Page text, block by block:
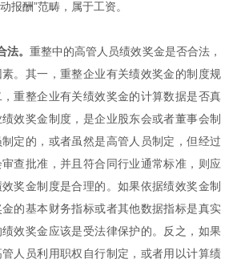
报酬”范畴，属于工资。
。 重整中的高管人员绩效奖金是否合法，
。其一，重整企业有关绩效奖金的制度规
重整企业有关绩效奖金的计算数据是否真
效奖金制度，是企业股东会或者董事会制
定的，或者虽然是高管人员制定，但经过
查批准，并且符合同行业通常标准，则应
奖金制度是合理的。如果依据绩效奖金制
的基本财务指标或者其他数据指标是真实
效奖金应该是受法律保护的。反之，如果
人员利用职权自行制定，或者用以计算绩